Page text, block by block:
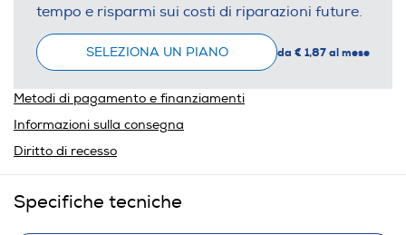
tempo e risparmi sui costi di riparazioni future.
SELEZIONA UN PIANO da € 1,87 al mese
Metodi di pagamento e finanziamenti
Informazioni sulla consegna
Diritto di recesso
Specifiche tecniche